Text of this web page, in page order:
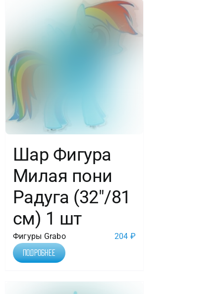
Шар Фигура
Милая пони
Радуга (32″/81
см) 1 шт
Фигуры Grabo 204 ₽
Подробнее